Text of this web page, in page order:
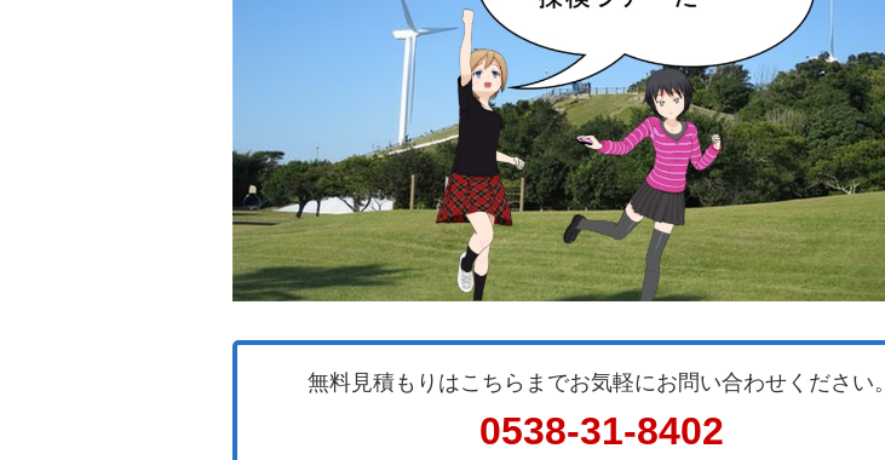
無料見積もりはこちらまでお気軽にお問い合わせください。
0538-31-8402